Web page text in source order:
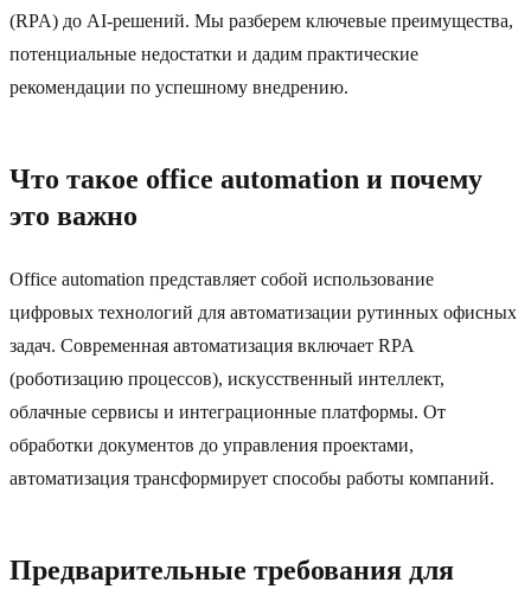
(RPA) до AI-решений. Мы разберем ключевые преимущества,
потенциальные недостатки и дадим практические
рекомендации по успешному внедрению.
Что такое office automation и почему
это важно
Office automation представляет собой использование
цифровых технологий для автоматизации рутинных офисных
задач. Современная автоматизация включает RPA
(роботизацию процессов), искусственный интеллект,
облачные сервисы и интеграционные платформы. От
обработки документов до управления проектами,
автоматизация трансформирует способы работы компаний.
Предварительные требования для